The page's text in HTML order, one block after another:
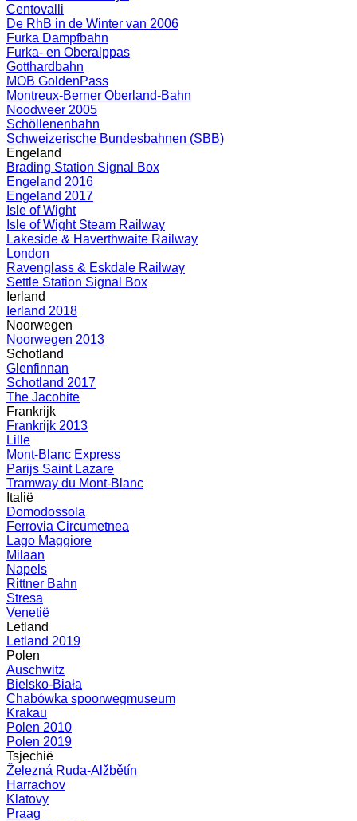
Centovalli
De RhB in de Winter van 2006
Furka Dampfbahn
Furka- en Oberalppas
Gotthardbahn
MOB GoldenPass
Montreux-Berner Oberland-Bahn
Noodweer 2005
Schöllenenbahn
Schweizerische Bundesbahnen (SBB)
Engeland
Brading Station Signal Box
Engeland 2016
Engeland 2017
Isle of Wight
Isle of Wight Steam Railway
Lakeside & Haverthwaite Railway
London
Ravenglass & Eskdale Railway
Settle Station Signal Box
Ierland
Ierland 2018
Noorwegen
Noorwegen 2013
Schotland
Glenfinnan
Schotland 2017
The Jacobite
Frankrijk
Frankrijk 2013
Lille
Mont-Blanc Express
Parijs Saint Lazare
Tramway du Mont-Blanc
Italië
Domodossola
Ferrovia Circumetnea
Lago Maggiore
Milaan
Napels
Rittner Bahn
Stresa
Venetië
Letland
Letland 2019
Polen
Auschwitz
Bielsko-Biała
Chabówka spoorwegmuseum
Krakau
Polen 2010
Polen 2019
Tsjechië
Železná Ruda-Alžbětín
Harrachov
Klatovy
Praag